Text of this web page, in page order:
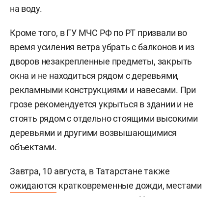
на воду.
Кроме того, в ГУ МЧС РФ по РТ призвали во
время усиления ветра убрать с балконов и из
дворов незакрепленные предметы, закрыть
окна и не находиться рядом с деревьями,
рекламными конструкциями и навесами. При
грозе рекомендуется укрыться в здании и не
стоять рядом с отдельно стоящими высокими
деревьями и другими возвышающимися
объектами.
Завтра, 10 августа, в Татарстане также
ожидаются кратковременные дожди, местами